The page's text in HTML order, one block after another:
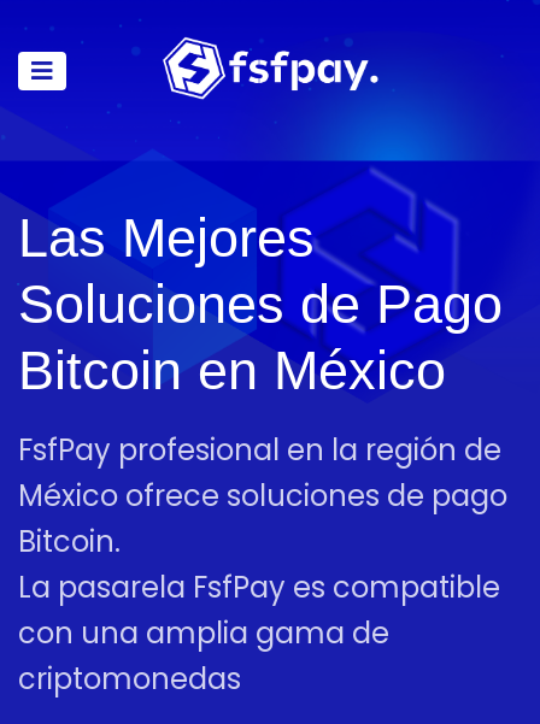
Las Mejores
Soluciones de Pago
Bitcoin en México
FsfPay profesional en la región de
México ofrece soluciones de pago
Bitcoin.
La pasarela FsfPay es compatible
con una amplia gama de
criptomonedas